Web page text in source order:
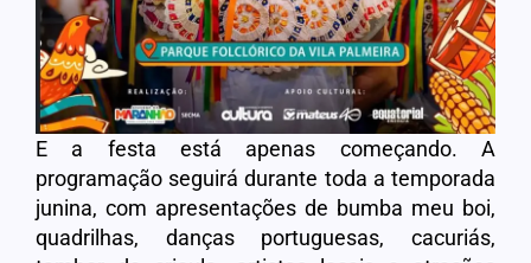
E a festa está apenas começando. A
programação seguirá durante toda a temporada
junina, com apresentações de bumba meu boi,
quadrilhas, danças portuguesas, cacuriás,